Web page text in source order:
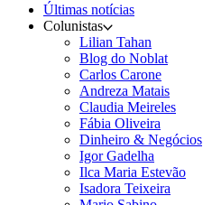
Últimas notícias
Colunistas
Lilian Tahan
Blog do Noblat
Carlos Carone
Andreza Matais
Claudia Meireles
Fábia Oliveira
Dinheiro & Negócios
Igor Gadelha
Ilca Maria Estevão
Isadora Teixeira